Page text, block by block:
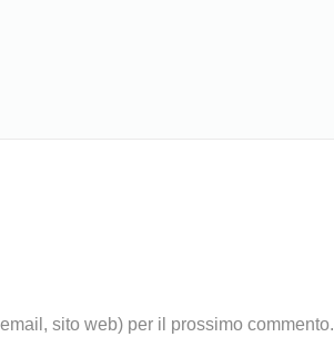
sito web) per il prossimo commento.